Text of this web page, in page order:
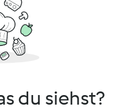
du siehst?